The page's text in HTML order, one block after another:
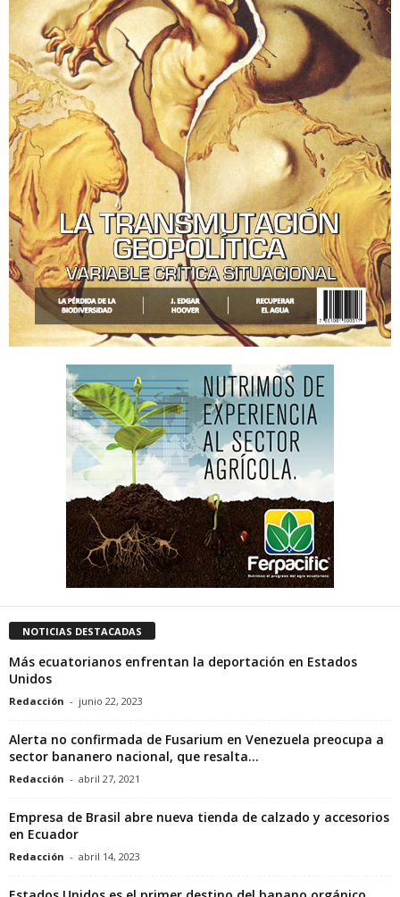
NOTICIAS DESTACADAS
Más ecuatorianos enfrentan la deportación en Estados
Unidos
Redacción - junio 22, 2023
Alerta no confirmada de Fusarium en Venezuela preocupa a
sector bananero nacional, que resalta...
Redacción - abril 27, 2021
Empresa de Brasil abre nueva tienda de calzado y accesorios
en Ecuador
Redacción - abril 14, 2023